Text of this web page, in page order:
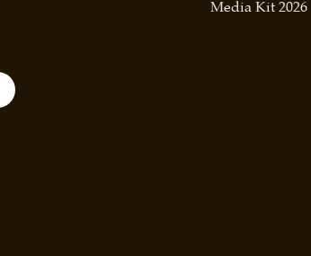
Media Kit 2026